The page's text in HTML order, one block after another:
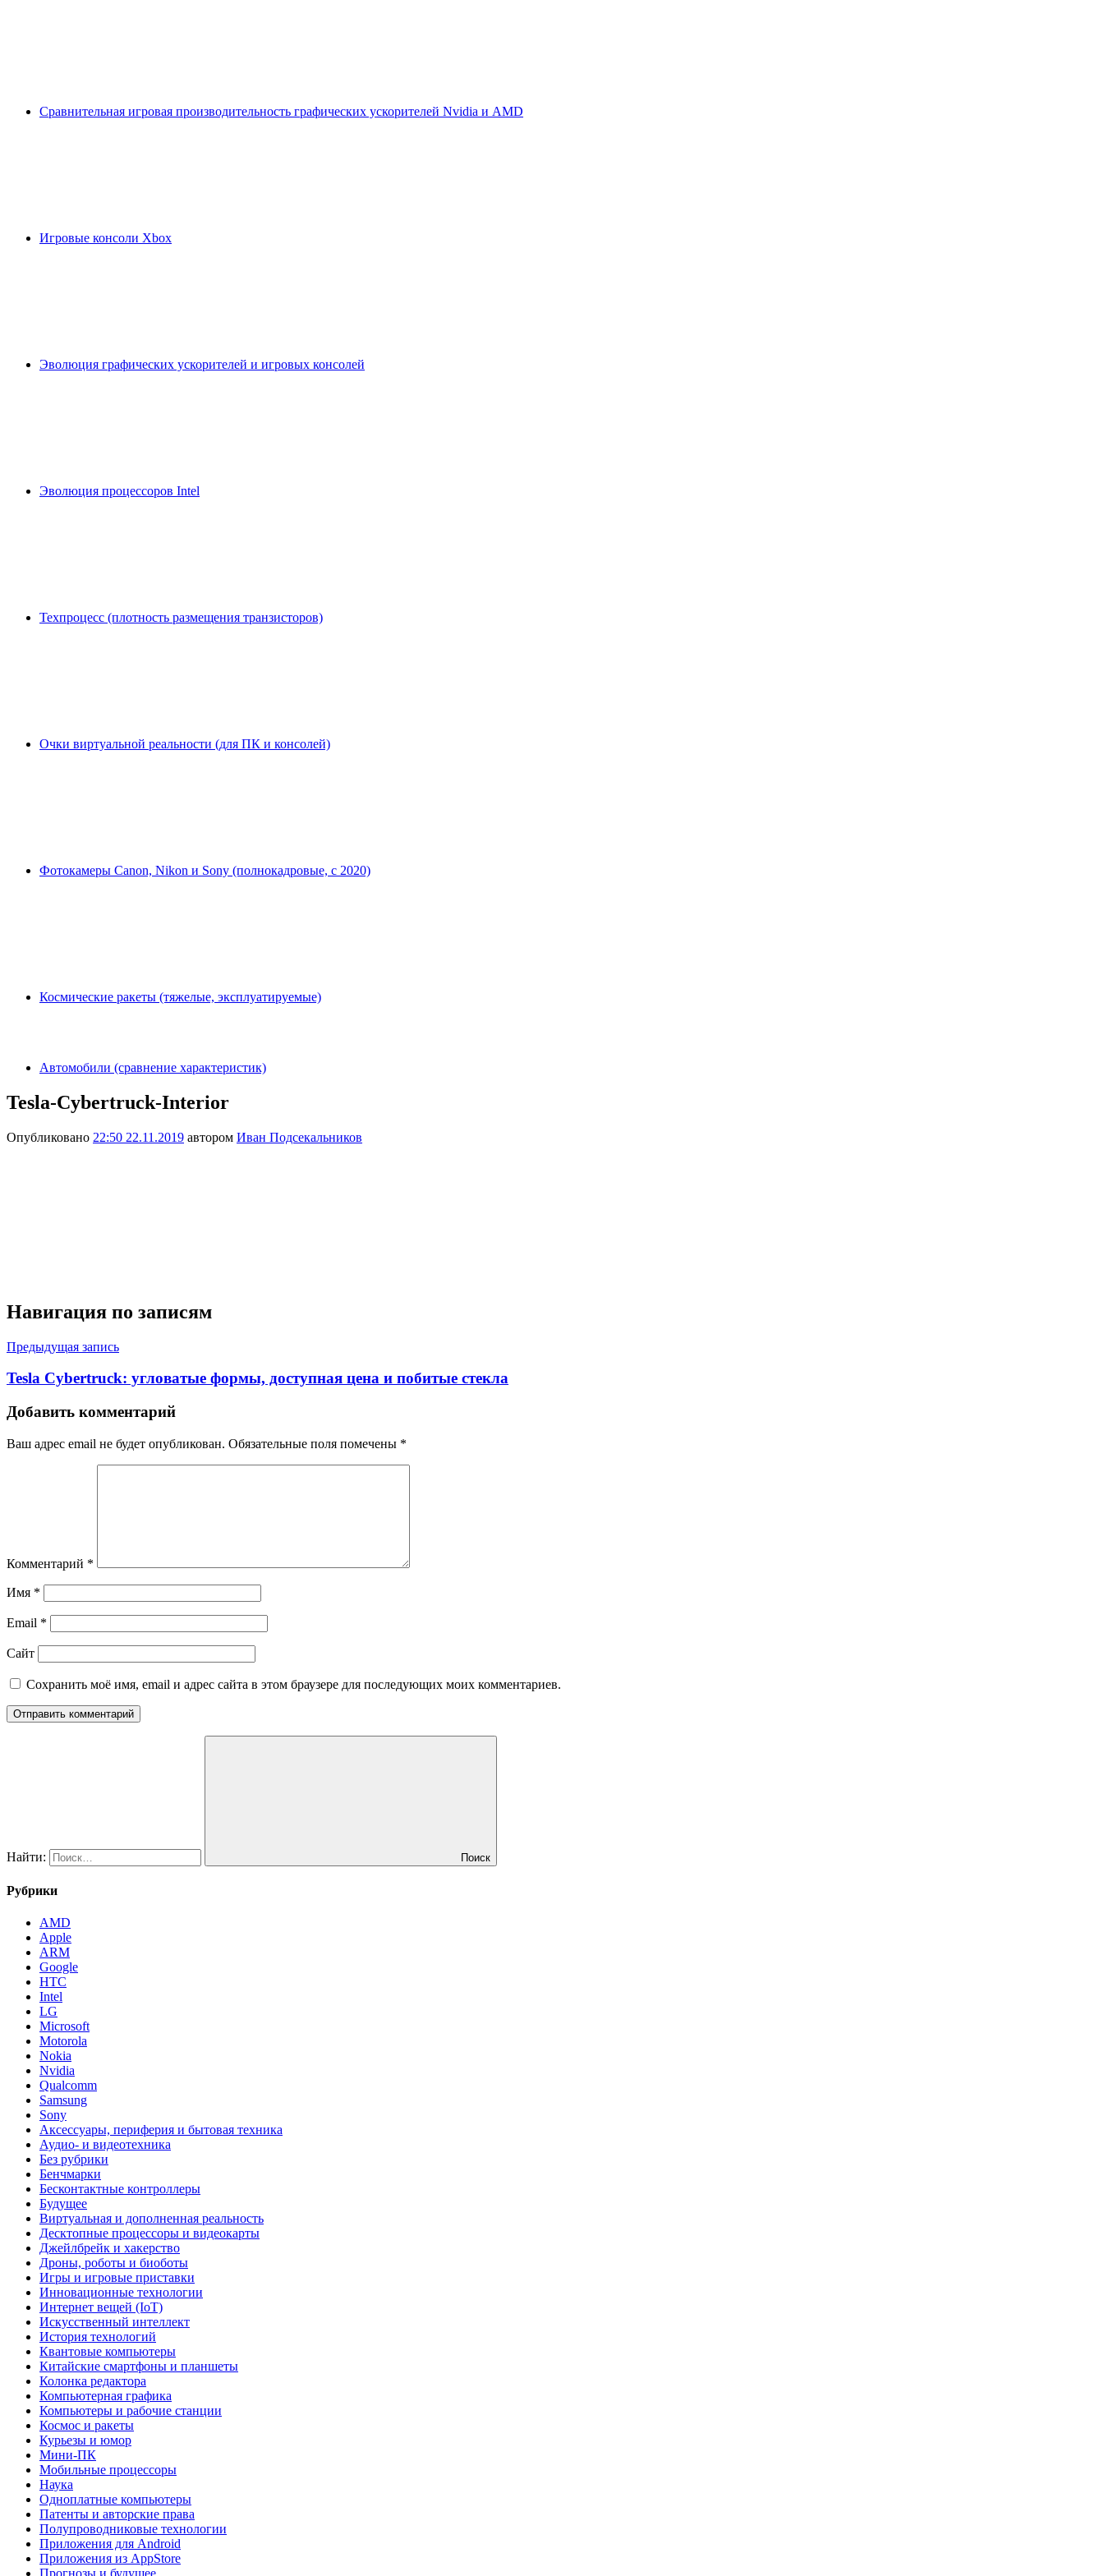
Сравнительная игровая производительность графических ускорителей Nvidia и AMD
Игровые консоли Xbox
Эволюция графических ускорителей и игровых консолей
Эволюция процессоров Intel
Техпроцесс (плотность размещения транзисторов)
Очки виртуальной реальности (для ПК и консолей)
Фотокамеры Canon, Nikon и Sony (полнокадровые, с 2020)
Космические ракеты (тяжелые, эксплуатируемые)
Автомобили (сравнение характеристик)
Tesla-Cybertruck-Interior
Опубликовано 22:50 22.11.2019 автором Иван Подсекальников
Навигация по записям
Предыдущая запись
Tesla Cybertruck: угловатые формы, доступная цена и побитые стекла
Добавить комментарий
Ваш адрес email не будет опубликован. Обязательные поля помечены *
Комментарий *
Имя *
Email *
Сайт
Сохранить моё имя, email и адрес сайта в этом браузере для последующих моих комментариев.
Найти: Поиск
Рубрики
AMD
Apple
ARM
Google
HTC
Intel
LG
Microsoft
Motorola
Nokia
Nvidia
Qualcomm
Samsung
Sony
Аксессуары, периферия и бытовая техника
Аудио- и видеотехника
Без рубрики
Бенчмарки
Бесконтактные контроллеры
Будущее
Виртуальная и дополненная реальность
Десктопные процессоры и видеокарты
Джейлбрейк и хакерство
Дроны, роботы и биоботы
Игры и игровые приставки
Инновационные технологии
Интернет вещей (IoT)
Искусственный интеллект
История технологий
Квантовые компьютеры
Китайские смартфоны и планшеты
Колонка редактора
Компьютерная графика
Компьютеры и рабочие станции
Космос и ракеты
Курьезы и юмор
Мини-ПК
Мобильные процессоры
Наука
Одноплатные компьютеры
Патенты и авторские права
Полупроводниковые технологии
Приложения для Android
Приложения из AppStore